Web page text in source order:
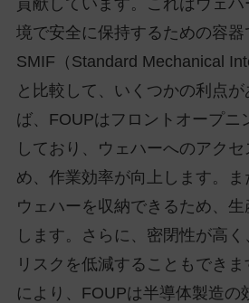
境で安全に保持するための容
SMIF（Standard Mechanical
と比較して、いくつかの利点が
ば、FOUPはフロントオープニ
しており、ウェハーへのアク
め、作業効率が向上します。
ウェハーを収納できるため、
します。さらに、密閉性が高
リスクを低減することもでき
により、FOUPは半導体製造の